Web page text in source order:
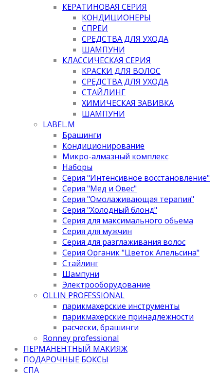
КЕРАТИНОВАЯ СЕРИЯ
КОНДИЦИОНЕРЫ
СПРЕИ
СРЕДСТВА ДЛЯ УХОДА
ШАМПУНИ
КЛАССИЧЕСКАЯ СЕРИЯ
КРАСКИ ДЛЯ ВОЛОС
СРЕДСТВА ДЛЯ УХОДА
СТАЙЛИНГ
ХИМИЧЕСКАЯ ЗАВИВКА
ШАМПУНИ
LABEL.M
Брашинги
Кондиционирование
Микро-алмазный комплекс
Наборы
Серия "Интенсивное восстановление"
Серия "Мед и Овес"
Серия "Омолаживающая терапия"
Серия "Холодный блонд"
Серия для максимального обьема
Серия для мужчин
Серия для разглаживания волос
Серия Органик "Цветок Апельсина"
Стайлинг
Шампуни
Электрооборудование
OLLIN PROFESSIONAL
парикмахерские инструменты
парикмахерские принадлежности
расчески, брашинги
Ronney professional
ПЕРМАНЕНТНЫЙ МАКИЯЖ
ПОДАРОЧНЫЕ БОКСЫ
СПА